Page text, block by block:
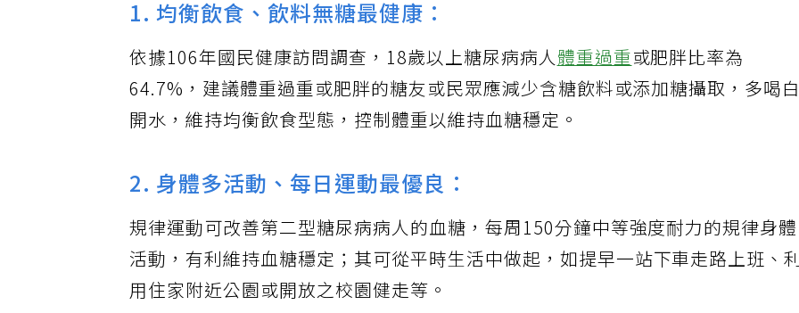
1. 均衡飲食、飲料無糖最健康：
依據106年國民健康訪問調查，18歲以上糖尿病病人體重過重或肥胖比率為
64.7%，建議體重過重或肥胖的糖友或民眾應減少含糖飲料或添加糖攝取，多喝
開水，維持均衡飲食型態，控制體重以維持血糖穩定。
2. 身體多活動、每日運動最優良：
規律運動可改善第二型糖尿病病人的血糖，每周150分鐘中等強度耐力的規律身
活動，有利維持血糖穩定；其可從平時生活中做起，如提早一站下車走路上班、
用住家附近公園或開放之校園健走等。